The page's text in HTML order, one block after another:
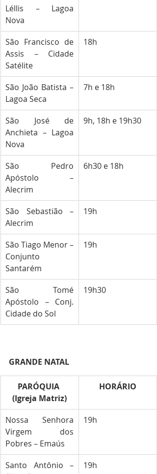
Léllis – Lagoa
Nova
São Francisco de
Assis – Cidade
Satélite
18h
São João Batista –
Lagoa Seca
7h e 18h
São José de
Anchieta – Lagoa
Nova
9h, 18h e 19h30
São Pedro
Apóstolo –
Alecrim
6h30 e 18h
São Sebastião –
Alecrim
19h
São Tiago Menor –
Conjunto
Santarém
19h
São Tomé
Apóstolo – Conj.
Cidade do Sol
19h30
GRANDE NATAL
PARÓQUIA
(Igreja Matriz)
HORÁRIO
Nossa Senhora
Virgem dos
Pobres – Emaús
19h
Santo Antônio –
19h